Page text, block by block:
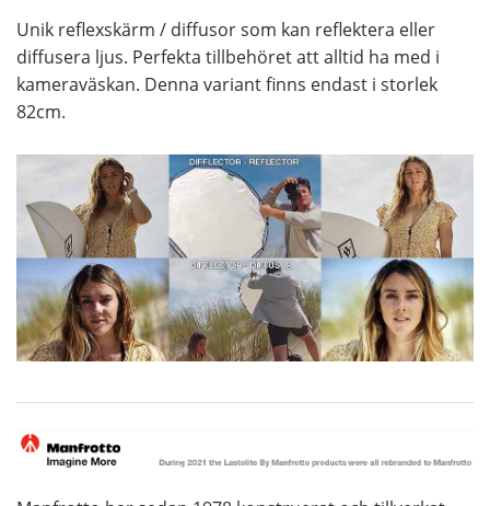
Unik reflexskärm / diffusor som kan reflektera eller
diffusera ljus. Perfekta tillbehöret att alltid ha med i
kameraväskan. Denna variant finns endast i storlek
82cm.